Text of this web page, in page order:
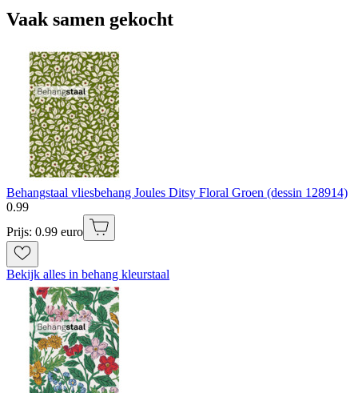
Vaak samen gekocht
Behangstaal vliesbehang Joules Ditsy Floral Groen (dessin 128914)
0.99
Prijs: 0.99 euro
Bekijk alles in behang kleurstaal